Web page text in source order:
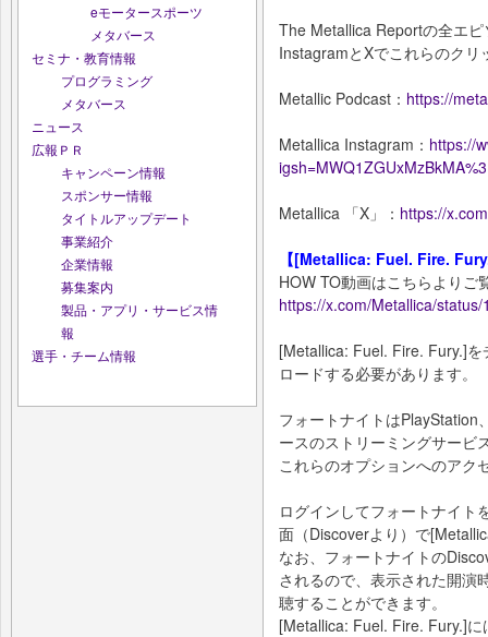
eモータースポーツ
メタバース
セミナ・教育情報
プログラミング
メタバース
ニュース
広報ＰＲ
キャンペーン情報
スポンサー情報
タイトルアップデート
事業紹介
企業情報
募集案内
製品・アプリ・サービス情
報
選手・チーム情報
The Metallica Reportの全エ
InstagramとXでこれらのク
Metallic Podcast： https://
Metallica Instagram： https://
Metallica 「X」： https://
【[Metallica: Fuel. Fire.
HOW TO動画はこちらよりご
https://x.com/Metallica/
[Metallica: Fuel. Fire. Fury.]
ロードする必要があります。
フォートナイトはPlayStation
ースのストリーミングサービ
これらのオプションへのアク
ログインしてフォートナイト
面（Discoverより）で
なお、フォートナイトの
されるので、表示された開演
聴することができます。
[Metallica: Fuel. Fire. Fury.]